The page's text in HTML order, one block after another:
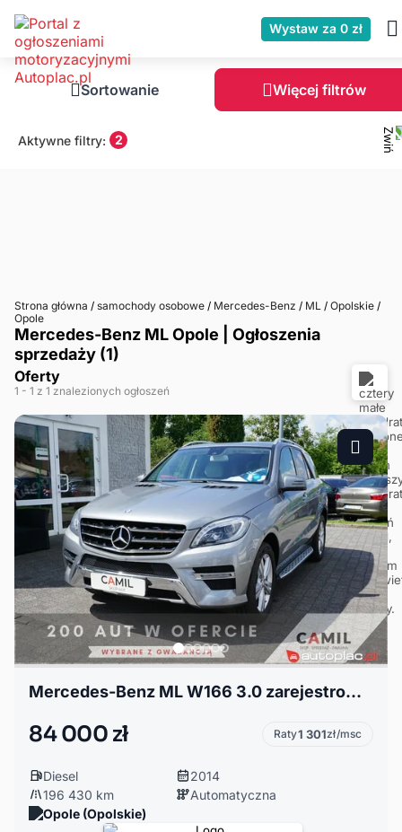
Wystaw za 0 zł
Sortowanie Więcej filtrów
Aktywne filtry: 2
Strona główna / samochody osobowe / Mercedes-Benz / ML / Opolskie /
Opole
Mercedes-Benz ML Opole | Ogłoszenia
sprzedaży (1)
Oferty
1 - 1 z 1 znalezionych ogłoszeń
Mercedes-Benz ML W166 3.0 zarejestrowany, ubezpiecziony
84 000 zł Raty1 301zł/msc
Diesel
2014
196 430 km
Automatyczna
Opole (Opolskie)